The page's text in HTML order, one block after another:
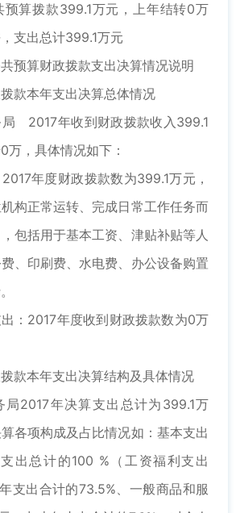
预算拨款399.1万元，上年结转0万
支出总计399.1万元
预算财政拨款支出决算情况说明
拨款本年支出决算总体情况
局 2017年收到财政拨款收入399.1
万，具体情况如下：
年度财政拨款数为399.1万元，
构正常运转、完成日常工作任务而
包括用于基本工资、津贴补贴等人
、印刷费、水电费、办公设备购置
：2017年度收到财政拨款数为0万
拨款本年支出决算结构及具体情况
局2017年决算支出总计为399.1万
各项构成及占比情况如：基本支出
出总计的100 %（工资福利支出
支出合计的73.5%、一般商品和服